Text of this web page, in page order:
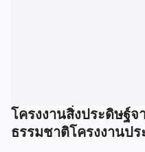
โครงงานสิ่งประดิษฐ์
ธรรมชาติโครงงานปร